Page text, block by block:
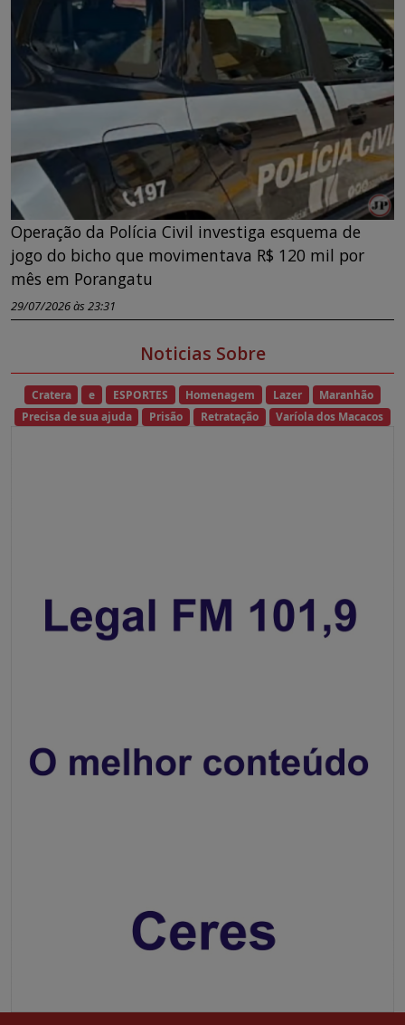
Operação da Polícia Civil investiga esquema de
jogo do bicho que movimentava R$ 120 mil por
mês em Porangatu
29/07/2026 às 23:31
Noticias Sobre
Cratera e ESPORTES Homenagem Lazer
Maranhão
Precisa de sua ajuda
Prisão Retratação Varíola dos Macacos